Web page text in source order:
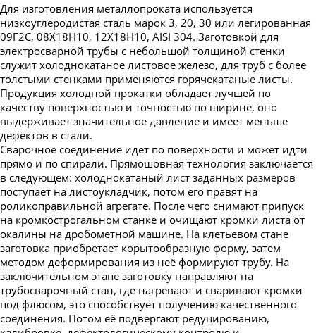
Для изготовления металлопроката используется
низкоуглеродистая сталь марок 3, 20, 30 или легированная
09Г2С, 08Х18Н10, 12Х18Н10, AISI 304. Заготовкой для
электросварной трубы с небольшой толщиной стенки
служит холоднокатаное листовое железо, для труб с более
толстыми стенками применяются горячекатаные листы.
Продукция холодной прокатки обладает лучшей по
качеству поверхностью и точностью по ширине, оно
выдерживает значительное давление и имеет меньше
дефектов в стали.
Сварочное соединение идет по поверхности и может идти
прямо и по спирали. Прямошовная технология заключается
в следующем: холоднокатаный лист заданных размеров
поступает на листоукладчик, потом его правят на
роликоправильной агрегате. После чего снимают припуск
на кромкострогальном станке и очищают кромки листа от
окалины на дробометной машине. На клетьевом стане
заготовка приобретает корытообразную форму, затем
методом деформирования из неё формируют трубу. На
заключительном этапе заготовку направляют на
трубосварочный стан, где нагревают и сваривают кромки
под флюсом, это способствует получению качественного
соединения. Потом её подвергают редуцированию,